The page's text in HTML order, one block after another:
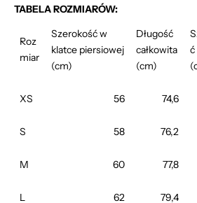
TABELA ROZMIARÓW:
Roz
miar
Szerokość w
klatce piersiowej
(cm)
Długość
całkowita
(cm)
ć
XS 56 74,6
S 58 76,2
M 60 77,8
L 62 79,4